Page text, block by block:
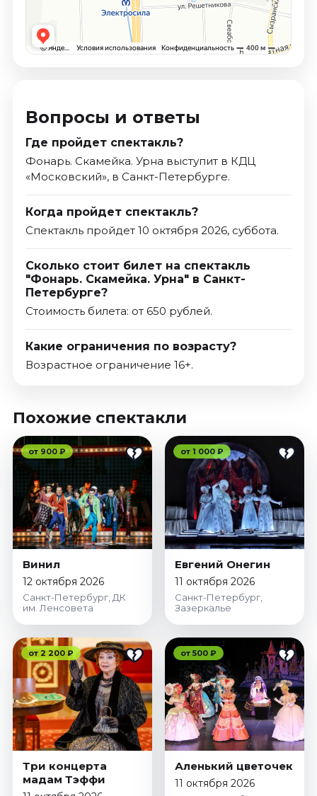
Вопросы и ответы
Где пройдет спектакль?
Фонарь. Скамейка. Урна выступит в КДЦ
«Московский», в Санкт-Петербурге.
Когда пройдет спектакль?
Спектакль пройдет 10 октября 2026, суббота.
Сколько стоит билет на спектакль
"Фонарь. Скамейка. Урна" в Санкт-
Петербурге?
Стоимость билета: от 650 рублей.
Какие ограничения по возрасту?
Возрастное ограничение 16+.
Похожие спектакли
от 900 ₽
Винил
12 октября 2026
Санкт-Петербург, ДК
им. Ленсовета
от 1 000 ₽
Евгений Онегин
11 октября 2026
Санкт-Петербург,
Зазеркалье
от 2 200 ₽
Три концерта
мадам Тэффи
от 500 ₽
Аленький цветочек
11 октября 2026